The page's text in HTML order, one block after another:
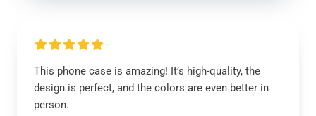
This phone case is amazing! It’s high-quality, the
design is perfect, and the colors are even better in
person.